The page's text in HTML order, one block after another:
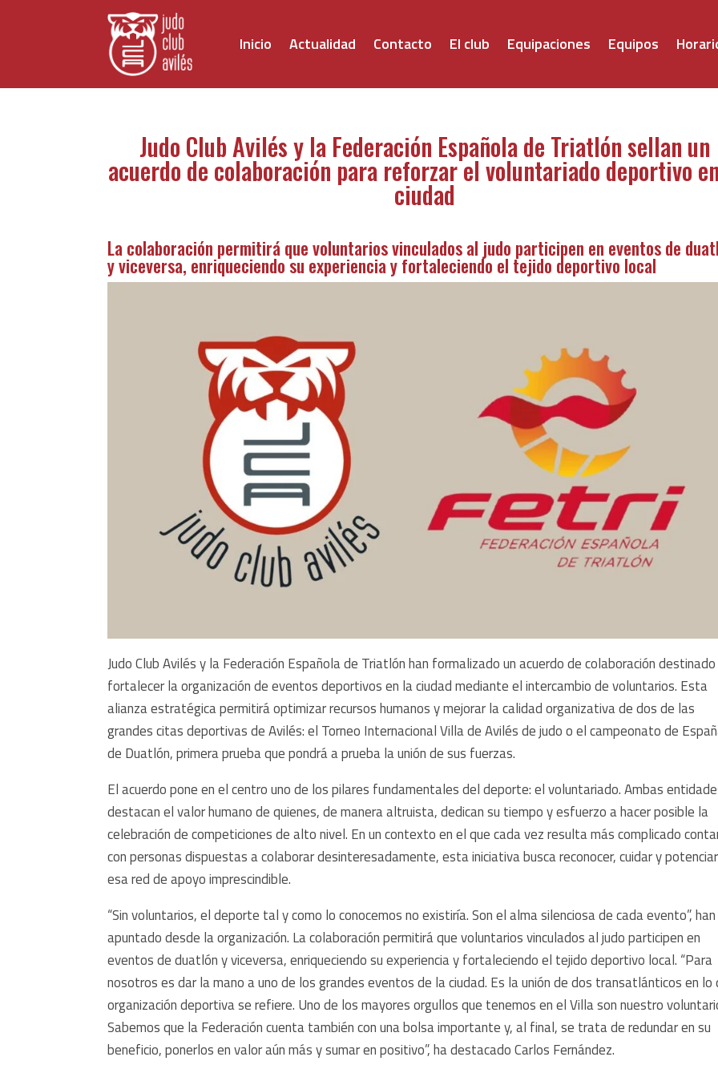
Inicio Actualidad Contacto El club Equipaciones Equipos
Judo Club Avilés y la Federación Española de Triatlón sellan un
acuerdo de colaboración para reforzar el voluntariado deportivo
ciudad
La colaboración permitirá que voluntarios vinculados al judo participen en eventos de
y viceversa, enriqueciendo su experiencia y fortaleciendo el tejido deportivo local
Judo Club Avilés y la Federación Española de Triatlón han formalizado un acuerdo de colaboración
fortalecer la organización de eventos deportivos en la ciudad mediante el intercambio de voluntarios. Esta
alianza estratégica permitirá optimizar recursos humanos y mejorar la calidad organizativa de dos de las
grandes citas deportivas de Avilés: el Torneo Internacional Villa de Avilés de judo o el campeonato de
de Duatlón, primera prueba que pondrá a prueba la unión de sus fuerzas.
El acuerdo pone en el centro uno de los pilares fundamentales del deporte: el voluntariado. Ambas
destacan el valor humano de quienes, de manera altruista, dedican su tiempo y esfuerzo a hacer posible la
celebración de competiciones de alto nivel. En un contexto en el que cada vez resulta más complicado
con personas dispuestas a colaborar desinteresadamente, esta iniciativa busca reconocer, cuidar y potenciar
esa red de apoyo imprescindible.
“Sin voluntarios, el deporte tal y como lo conocemos no existiría. Son el alma silenciosa de cada evento”, han
apuntado desde la organización. La colaboración permitirá que voluntarios vinculados al judo participen en
eventos de duatlón y viceversa, enriqueciendo su experiencia y fortaleciendo el tejido deportivo local. “Para
nosotros es dar la mano a uno de los grandes eventos de la ciudad. Es la unión de dos transatlánticos en lo
organización deportiva se refiere. Uno de los mayores orgullos que tenemos en el Villa son nuestro
Sabemos que la Federación cuenta también con una bolsa importante y, al final, se trata de redundar en su
beneficio, ponerlos en valor aún más y sumar en positivo”, ha destacado Carlos Fernández.